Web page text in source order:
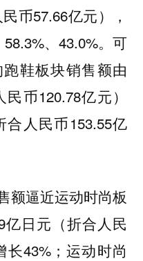
币57.66亿元），
、43.0%。可
鞋板块销售额由
币120.78亿元）
合人民币153.55亿
额逼近运动时尚板
亿日元（折合人民
43%；运动时尚